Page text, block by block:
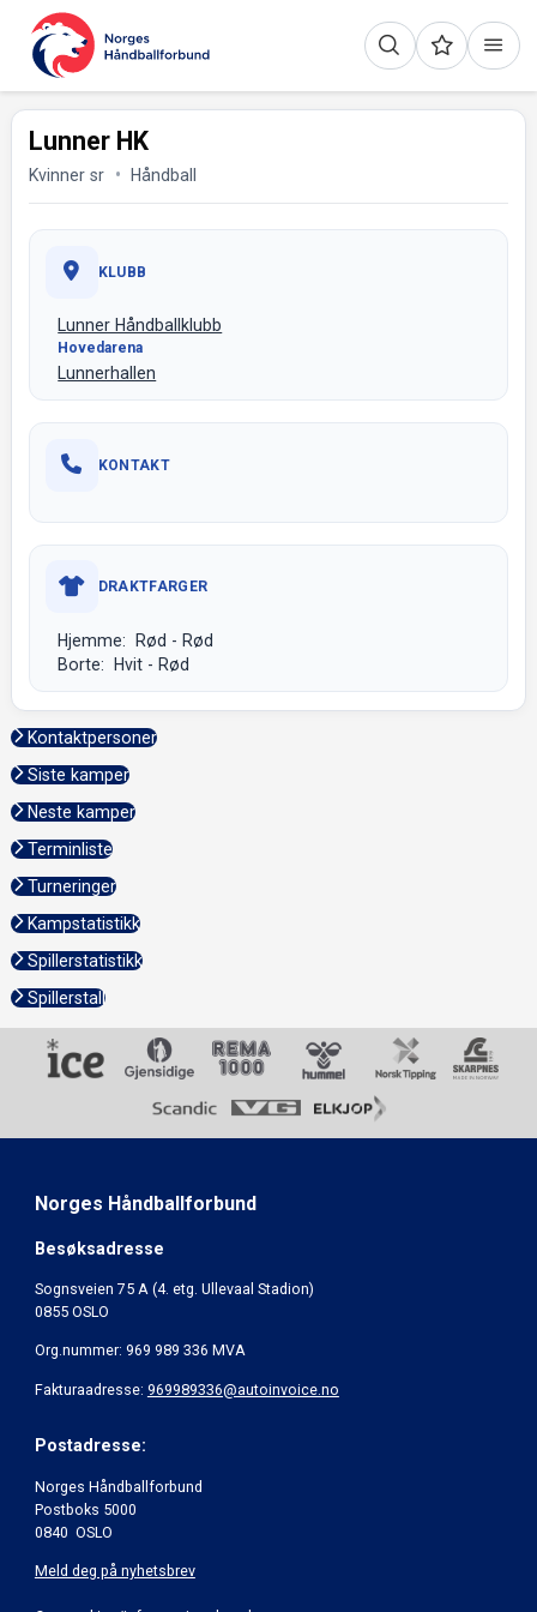
Lunner HK
Kvinner sr Håndball
KLUBB
Lunner Håndballklubb
Hovedarena
Lunnerhallen
KONTAKT
DRAKTFARGER
Hjemme: Rød - Rød
Borte: Hvit - Rød
Kontaktpersoner
Siste kamper
Neste kamper
Terminliste
Turneringer
Kampstatistikk
Spillerstatistikk
Spillerstall
Norges Håndballforbund
Besøksadresse
Sognsveien 75 A (4. etg. Ullevaal Stadion)
0855 OSLO
Org.nummer: 969 989 336 MVA
Fakturaadresse: 969989336@autoinvoice.no
Postadresse:
Norges Håndballforbund
Postboks 5000
0840 OSLO
Meld deg på nyhetsbrev